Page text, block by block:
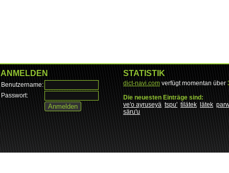
ANMELDEN
Benutzername:
Passwort:
STATISTIK
dict-navi.com verfügt momentan über
Die neuesten Einträge sind:
ve'o ayruseyä tspu' tìlätek lätek
säru'u